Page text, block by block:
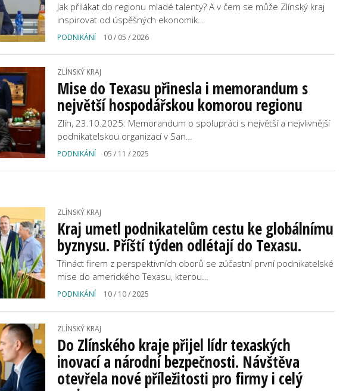
Jak přilákat do regionu mladé talenty? A v čem se může Zlínský kraj
inspirovat od úspěšných ekonomik…
PODNIKÁNÍ 10 / 05 / 2026
ZLÍNSKÝ KRAJ
Mise do Texasu přinesla i memorandum s
největší hospodářskou komorou regionu
Zlín, 23.10.2025: Memorandum o spolupráci s největší a nejvlivnější
podnikatelskou organizací v San…
PODNIKÁNÍ 05 / 11 / 2025
ZLÍNSKÝ KRAJ
Kraj umetl podnikatelům cestu ke globálnímu
byznysu. Příští týden odlétají do Texasu.
Třináct firem z perspektivních oborů se zúčastní první podnikatelské
mise do amerického Texasu, kterou…
PODNIKÁNÍ 10 / 10 / 2025
ZLÍNSKÝ KRAJ
Do Zlínského kraje přijel lídr texaských
inovací a národní bezpečnosti. Návštěva
otevřela nové příležitosti pro firmy i celý